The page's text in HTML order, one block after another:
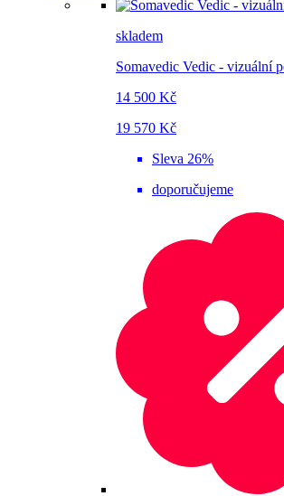
skladem
Somavedic Vedic - vizuální
14 500 Kč
19 570 Kč
Sleva 26%
doporučujeme